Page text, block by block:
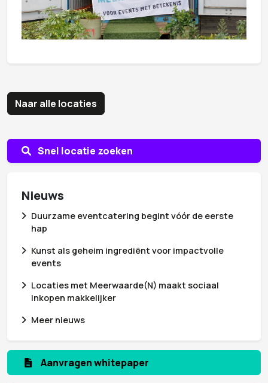
Snel locatie zoeken
Nieuws
Duurzame eventcatering begint vóór de eerste
hap
Kunst als geheim ingrediënt voor impactvolle
events
Locaties met Meerwaarde(N) maakt sociaal
inkopen makkelijker
Meer nieuws
Aanvragen whitepaper
Naar alle locaties